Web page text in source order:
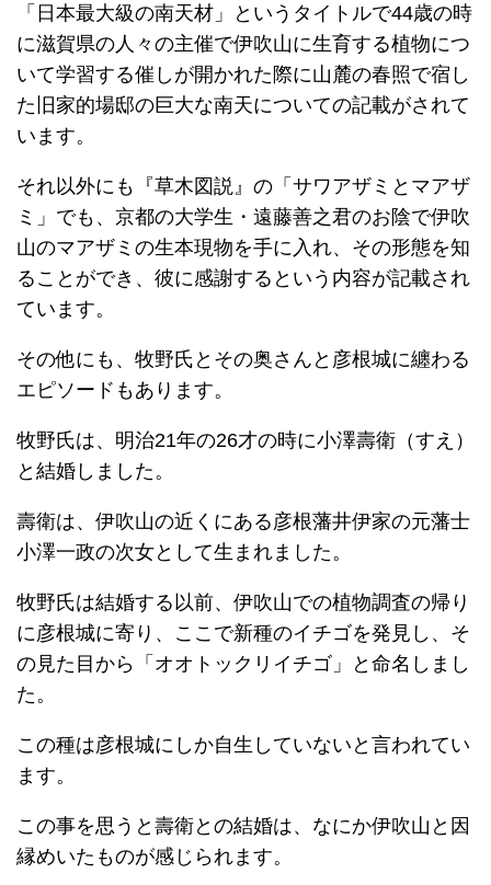
「日本最大級の南天材」というタイトルで44歳の時
に滋賀県の人々の主催で伊吹山に生育する植物につ
いて学習する催しが開かれた際に山麓の春照で宿し
た旧家的場邸の巨大な南天についての記載がされて
います。
それ以外にも『草木図説』の「サワアザミとマアザ
ミ」でも、京都の大学生・遠藤善之君のお陰で伊吹
山のマアザミの生本現物を手に入れ、その形態を知
ることができ、彼に感謝するという内容が記載され
ています。
その他にも、牧野氏とその奥さんと彦根城に纏わる
エピソードもあります。
牧野氏は、明治21年の26才の時に小澤壽衛（すえ）
と結婚しました。
壽衛は、伊吹山の近くにある彦根藩井伊家の元藩士
小澤一政の次女として生まれました。
牧野氏は結婚する以前、伊吹山での植物調査の帰り
に彦根城に寄り、ここで新種のイチゴを発見し、そ
の見た目から「オオトックリイチゴ」と命名しまし
た。
この種は彦根城にしか自生していないと言われてい
ます。
この事を思うと壽衛との結婚は、なにか伊吹山と因
縁めいたものが感じられます。